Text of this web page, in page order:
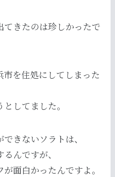
てきたのは珍しかったで
市を住処にしてしまった
してました。
きないソラトは、
んですが、
面白かったんですよ。